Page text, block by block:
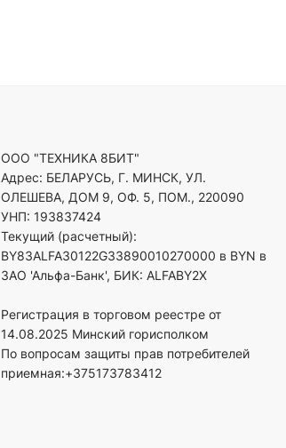
ООО "ТЕХНИКА 8БИТ"
Адрес: БЕЛАРУСЬ, Г. МИНСК, УЛ.
ОЛЕШЕВА, ДОМ 9, ОФ. 5, ПОМ., 220090
УНП: 193837424
Текущий (расчетный):
BY83ALFA30122G33890010270000 в BYN в
ЗАО 'Альфа-Банк', БИК: ALFABY2X
Регистрация в торговом реестре от
14.08.2025 Минский горисполком
По вопросам защиты прав потребителей
приемная:+375173783412